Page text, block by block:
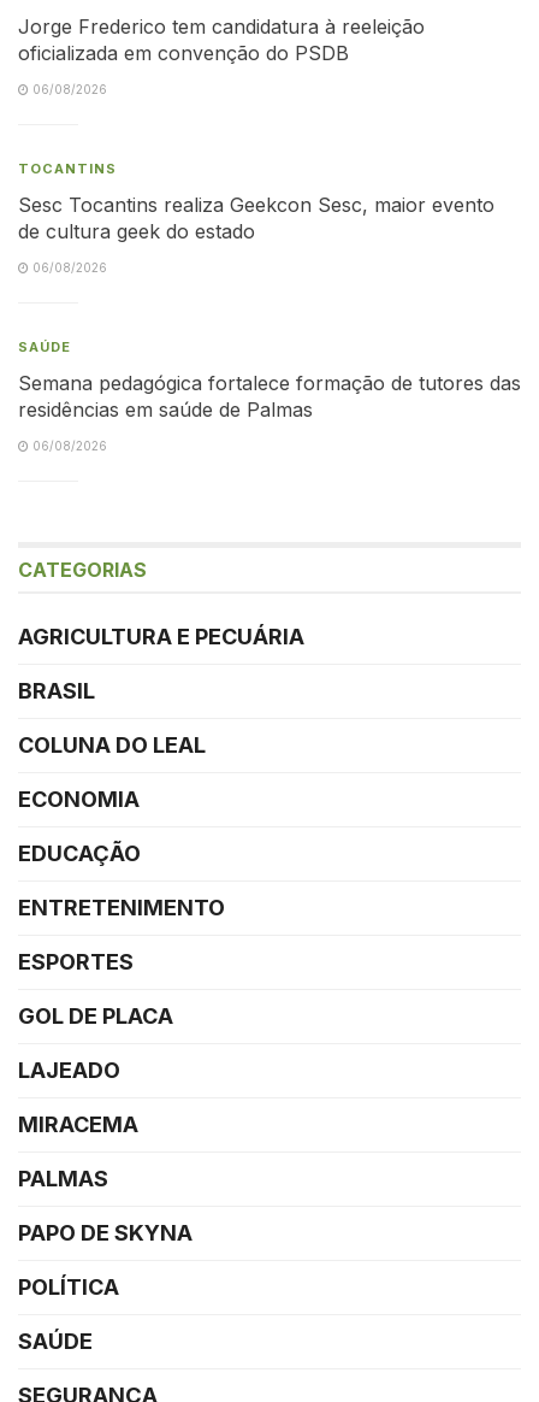
Jorge Frederico tem candidatura à reeleição
oficializada em convenção do PSDB
06/08/2026
TOCANTINS
Sesc Tocantins realiza Geekcon Sesc, maior evento
de cultura geek do estado
06/08/2026
SAÚDE
Semana pedagógica fortalece formação de tutores das
residências em saúde de Palmas
06/08/2026
CATEGORIAS
AGRICULTURA E PECUÁRIA
BRASIL
COLUNA DO LEAL
ECONOMIA
EDUCAÇÃO
ENTRETENIMENTO
ESPORTES
GOL DE PLACA
LAJEADO
MIRACEMA
PALMAS
PAPO DE SKYNA
POLÍTICA
SAÚDE
SEGURANÇA